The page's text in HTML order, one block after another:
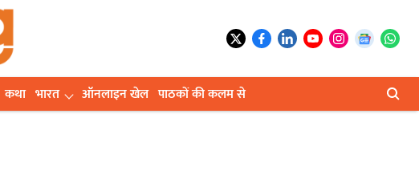
कथा भारत ऑनलाइन खेल पाठकों की कलम से